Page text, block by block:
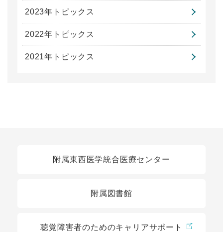
2023年トピックス
2022年トピックス
2021年トピックス
附属東西医学統合医療センター
附属図書館
聴覚障害者のためのキャリアサポート